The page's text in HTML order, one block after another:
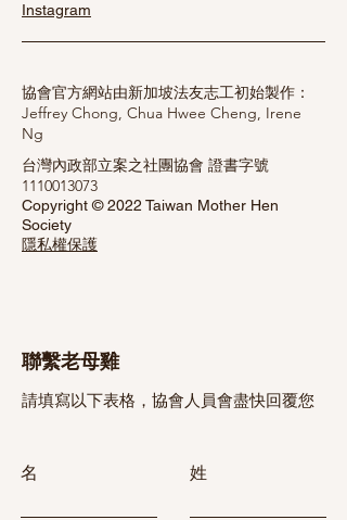
​Instagram
協會官方網站由新加坡法友志工初始製作：
Jeffrey Chong, Chua Hwee Cheng, Irene
Ng
台灣內政部立案之社團協會 證書字號
1110013073
Copyright © 2022 Taiwan Mother Hen
Society
隱私權保護
聯繫老母雞
請填寫以下表格，協會人員會盡快回覆您
名 姓